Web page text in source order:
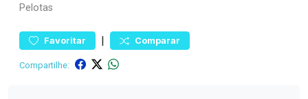
Pelotas
Favoritar | Comparar
Compartilhe: